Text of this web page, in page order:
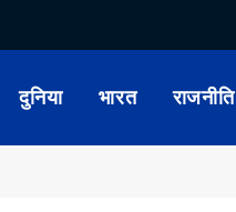
दुनिया भारत राजनीति